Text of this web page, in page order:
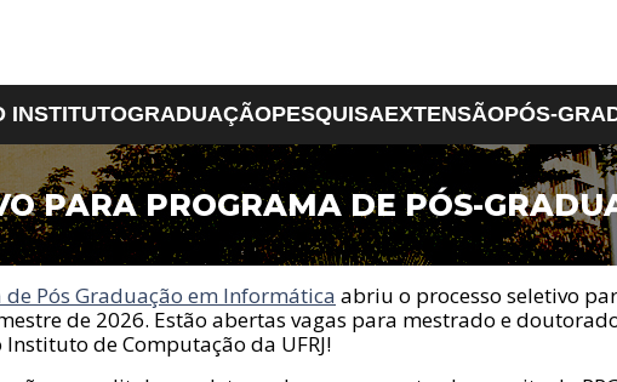
INSTITUTO
Instituto
Administrativa
Docente
Técnico
e Localização
Serviços
Laboratório de
Computação e
Informática
Cadastro de Alunos Novos
GRADUAÇÃO
Ciência da
Computação
Sobre o Curso
Projeto Pedagógico e
Grade Curricular
Normas de Estágio
Ciências
e da Terra
Ênfase em Análise
Dados
PESQUISA
Iniciação Científica
EXTENSÃO
Projetos de Extensão
PÓS-
PPGI
ProfComp
PARA PROGRAMA DE PÓS-
Pós Graduação em Informática abriu o processo seletivo
de 2026. Estão abertas vagas para mestrado e
de Computação da UFRJ!